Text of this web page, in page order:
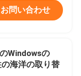
お問い合わせ
Windowsの
海洋の取り替